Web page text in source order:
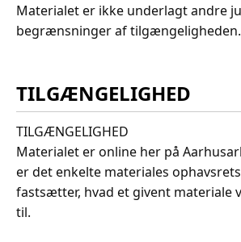
Materialet er ikke underlagt andre
begrænsninger af tilgængeligheden.
TILGÆNGELIGHED
TILGÆNGELIGHED
Materialet er online her på
er det enkelte materiales
fastsætter, hvad et givent materiale
til.